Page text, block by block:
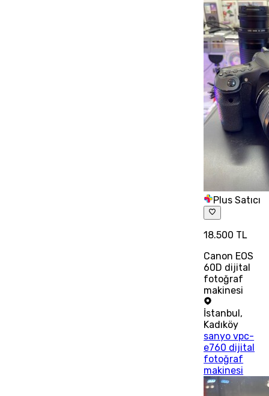
Plus Satıcı
18.500 TL
Canon EOS
60D dijital
fotoğraf
makinesi
İstanbul,
Kadıköy
sanyo vpc-
e760 dijital
fotoğraf
makinesi